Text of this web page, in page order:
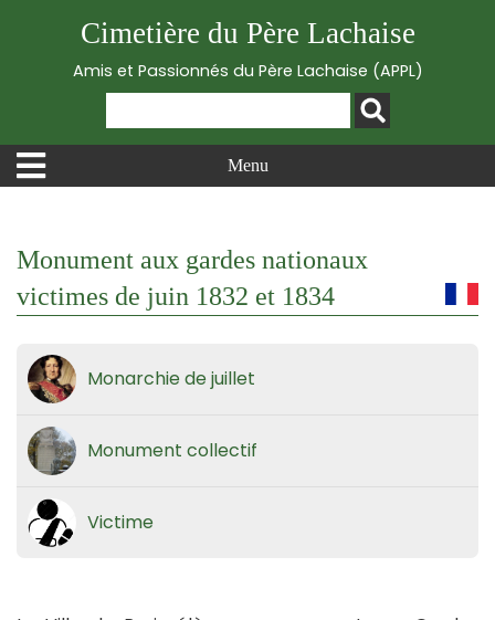
Cimetière du Père Lachaise
Amis et Passionnés du Père Lachaise (APPL)
Menu
Monument aux gardes nationaux
victimes de juin 1832 et 1834
Monarchie de juillet
Monument collectif
Victime